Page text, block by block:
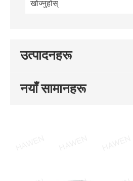
उत्पादनहरू
नयाँ सामानहरू